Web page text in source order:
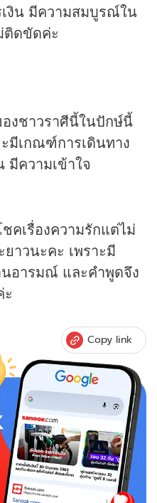
งิน มีความสมบูรณ์ใน
ติดขัดค่ะ
งชาวราศีนี้ในปักษ์นี้
มีเกณฑ์การเดินทาง
ความเข้าใจ
คเรื่องความรักแต่ไม่
าวนะคะ เพราะมี
ารมณ์ และคำพูดจึง
Copy link